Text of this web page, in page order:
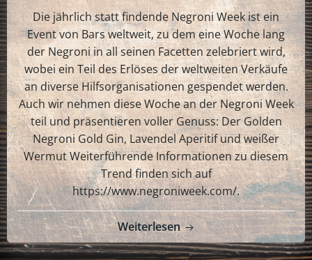
Die jährlich statt findende Negroni Week ist ein
Event von Bars weltweit, zu dem eine Woche lang
der Negroni in all seinen Facetten zelebriert wird,
wobei ein Teil des Erlöses der weltweiten Verkäufe
an diverse Hilfsorganisationen gespendet werden.
Auch wir nehmen diese Woche an der Negroni Week
teil und präsentieren voller Genuss: Der Golden
Negroni Gold Gin, Lavendel Aperitif und weißer
Wermut Weiterführende Informationen zu diesem
Trend finden sich auf
https://www.negroniweek.com/.
Weiterlesen